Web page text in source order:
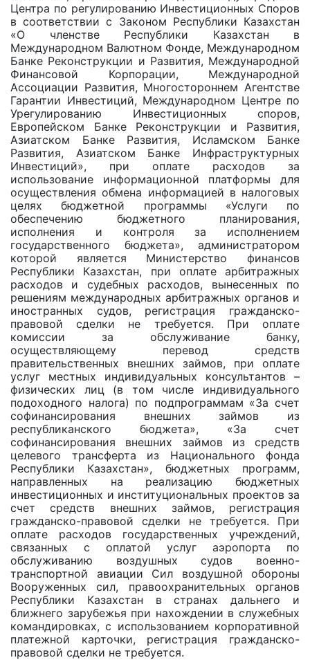
Центра по регулированию Инвестиционных Споров
в соответствии с Законом Республики Казахстан
«О членстве Республики Казахстан в
Международном Валютном Фонде, Международном
Банке Реконструкции и Развития, Международной
Финансовой Корпорации, Международной
Ассоциации Развития, Многостороннем Агентстве
Гарантии Инвестиций, Международном Центре по
Урегулированию Инвестиционных споров,
Европейском Банке Реконструкции и Развития,
Азиатском Банке Развития, Исламском Банке
Развития, Азиатском Банке Инфраструктурных
Инвестиций», при оплате расходов за
использование информационной платформы для
осуществления обмена информацией в налоговых
целях бюджетной программы «Услуги по
обеспечению бюджетного планирования,
исполнения и контроля за исполнением
государственного бюджета», администратором
которой является Министерство финансов
Республики Казахстан, при оплате арбитражных
расходов и судебных расходов, вынесенных по
решениям международных арбитражных органов и
иностранных судов, регистрация гражданско-
правовой сделки не требуется. При оплате
комиссии за обслуживание банку,
осуществляющему перевод средств
правительственных внешних займов, при оплате
услуг местных индивидуальных консультантов –
физических лиц (в том числе индивидуального
подоходного налога) по подпрограммам «За счет
софинансирования внешних займов из
республиканского бюджета», «За счет
софинансирования внешних займов из средств
целевого трансферта из Национального фонда
Республики Казахстан», бюджетных программ,
направленных на реализацию бюджетных
инвестиционных и институциональных проектов за
счет средств внешних займов, регистрация
гражданско-правовой сделки не требуется. При
оплате расходов государственных учреждений,
связанных с оплатой услуг аэропорта по
обслуживанию воздушных судов военно-
транспортной авиации Сил воздушной обороны
Вооруженных сил, правоохранительных органов
Республики Казахстан в странах дальнего и
ближнего зарубежья при нахождении в служебных
командировках, с использованием корпоративной
платежной карточки, регистрация гражданско-
правовой сделки не требуется.